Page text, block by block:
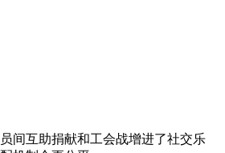
间互助捐献和工会战增进了社交乐